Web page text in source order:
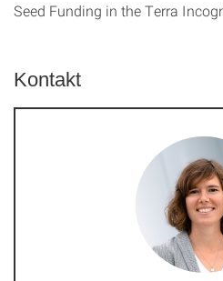
Seed Funding in the Terra
Kontakt